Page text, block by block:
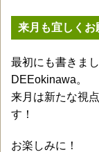
来月も宜しくお
最初にも書きま
DEEokinawa。
来月は新たな視
す！
お楽しみに！